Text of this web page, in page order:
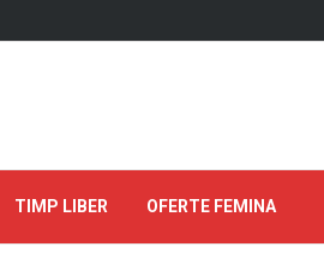
TIMP LIBER OFERTE FEMINA